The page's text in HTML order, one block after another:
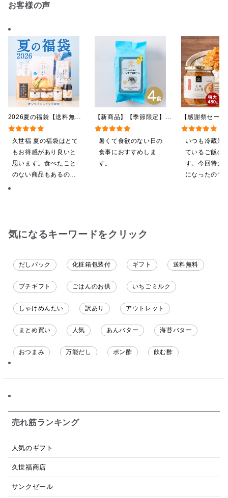
お客様の声
2026夏の福袋【送料無
料】【オンライン限定】
【ポイントキャンペーン実
施中】【のし・ラッピン
グ・化粧箱詰め不可】
久世福 夏の福袋はとて
もお得感があり良いと
思います。食べたこと
のない商品もあるの
がとうございます。
【新商品】【季節限定】冷
やしだし茶漬け しらすと
鯛だし 4食
暑くて食欲のない日の
食事におすすめしま
す。
【感謝祭セー
茸 480g（特
屋礒五郎の七
り）
いつも冷蔵庫
ているご飯の
す。今回特大
になったので
気になるキーワードをクリック
だしパック 化粧箱包装付 ギフト 送料無料
プチギフト ごはんのお供 いちごミルク
しゃけめんたい 訳あり アウトレット
まとめ買い 人気 あんバター 海苔バター
おつまみ 万能だし ポン酢 飲む酢
パスタソース 醤油
日本ワイン
売れ筋ランキング
人気のギフト
久世福商店
サンクゼール